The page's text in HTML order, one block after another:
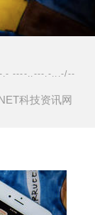
----..---.-...-/--
科技资讯网